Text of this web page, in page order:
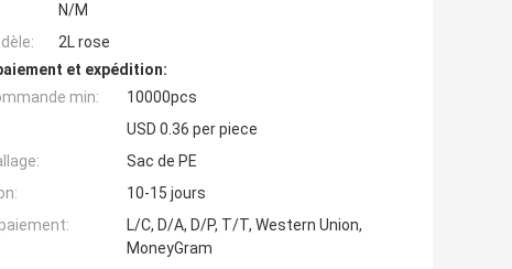
N/M
2L rose
et expédition:
min:
10000pcs
USD 0.36 per piece
Sac de PE
10-15 jours
L/C, D/A, D/P, T/T, Western Union,
MoneyGram